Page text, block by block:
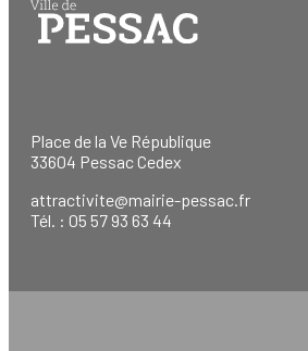
Place de la Ve République
33604 Pessac Cedex
attractivite@mairie-pessac.fr
Tél. : 05 57 93 63 44